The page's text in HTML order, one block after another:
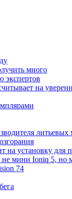
много
экспертов
на
на установку
не мини Ioniq 5,
74